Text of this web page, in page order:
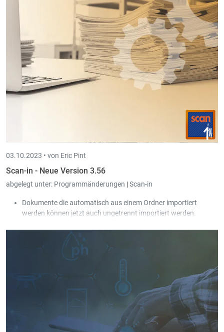
aus der Bauwirtschaft organisiert.
03.10.2023 • von Eric Pint
Scan-in - Neue Version 3.56
abgelegt unter: Programmänderungen |Scan-in
Dokumente die automatisch aus einem Ordner importiert
werden können jetzt auch ungetrennt importiert werden.
jetzt auch die analytischen Konten 4 bis 9 übergeben werden.
Bei der integrierten Nachbearbeitung einer Vorlage kann man
über einen Knopf zur Pdf Vorschau wechseln und wieder